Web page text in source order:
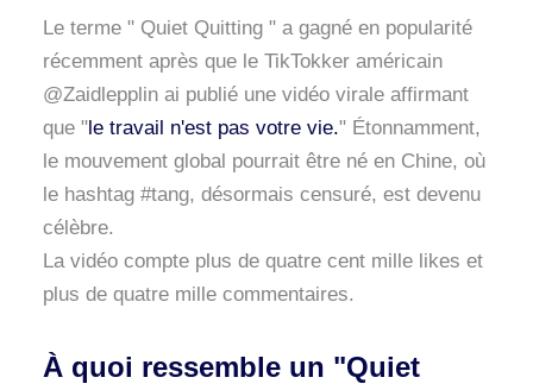
Le terme " Quiet Quitting " a gagné en popularité
récemment après que le TikTokker américain
@Zaidlepplin ai publié une vidéo virale affirmant
que "le travail n'est pas votre vie." Étonnamment,
le mouvement global pourrait être né en Chine, où
le hashtag #tang, désormais censuré, est devenu
célèbre.
La vidéo compte plus de quatre cent mille likes et
plus de quatre mille commentaires.
À quoi ressemble un "Quiet